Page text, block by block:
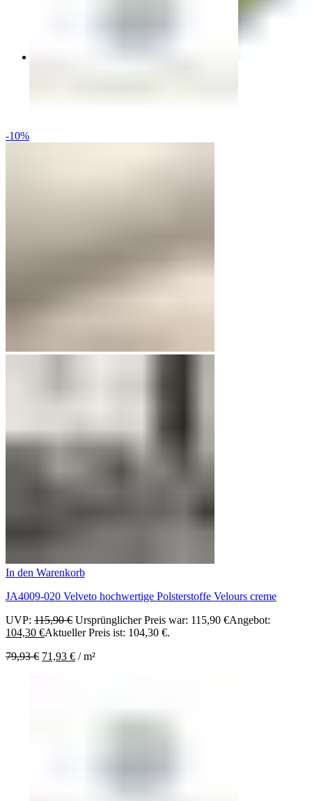
-10%
In den Warenkorb
JA4009-020 Velveto hochwertige Polsterstoffe Velours creme
UVP: 115,90€ Ursprünglicher Preis war: 115,90 €Angebot:
104,30 €Aktueller Preis ist: 104,30 €.
79,93€ 71,93 € /m²